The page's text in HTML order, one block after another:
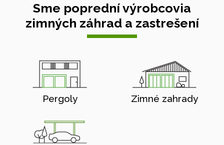
Sme poprední výrobcovia
zimných záhrad a zastrešení
Pergoly Zimné zahrady